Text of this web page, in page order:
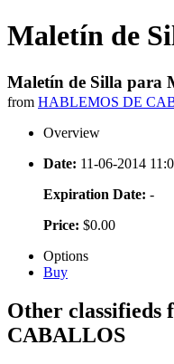
Maletín de
Maletín de Silla para
from HABLEMOS DE
Overview
Date: 11-06-2014
Expiration Date: -
Price: $0.00
Options
Buy
Other
CABALLOS